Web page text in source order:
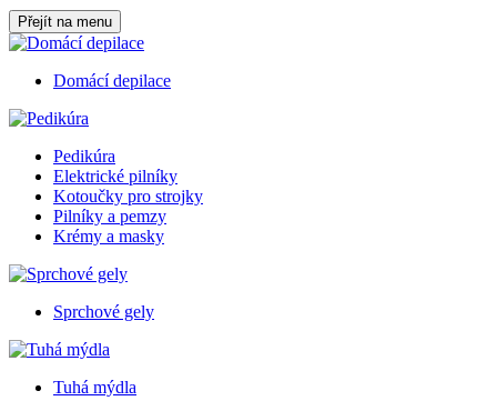
Přejít na menu
Domácí depilace
Pedikúra
Elektrické pilníky
Kotoučky pro strojky
Pilníky a pemzy
Krémy a masky
Sprchové gely
Tuhá mýdla